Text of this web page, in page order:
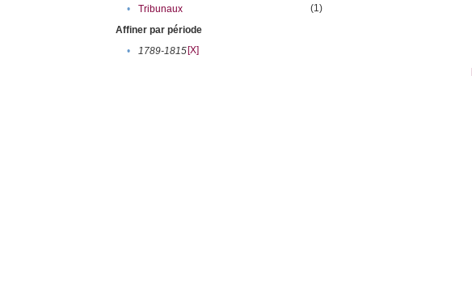
•
Tribunaux
(1)
Affiner par période
•
1789-1815[X]